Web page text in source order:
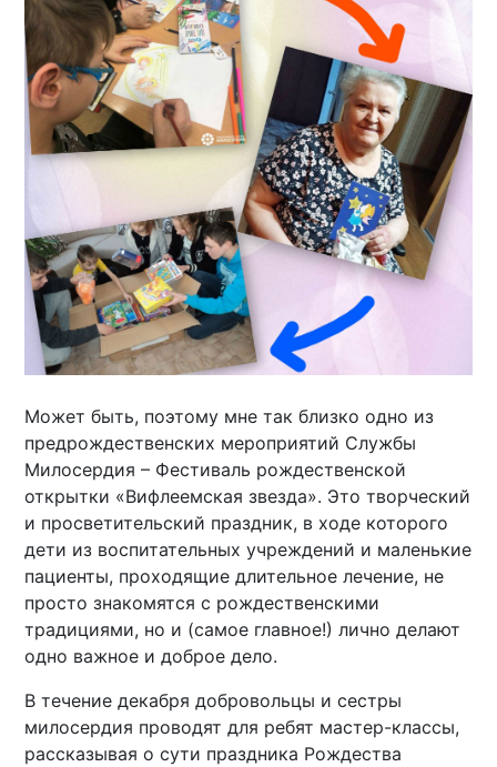
Может быть, поэтому мне так близко одно из
предрождественских мероприятий Службы
Милосердия – Фестиваль рождественской
открытки «Вифлеемская звезда». Это творческий
и просветительский праздник, в ходе которого
дети из воспитательных учреждений и маленькие
пациенты, проходящие длительное лечение, не
просто знакомятся с рождественскими
традициями, но и (самое главное!) лично делают
одно важное и доброе дело.
В течение декабря добровольцы и сестры
милосердия проводят для ребят мастер-классы,
рассказывая о сути праздника Рождества